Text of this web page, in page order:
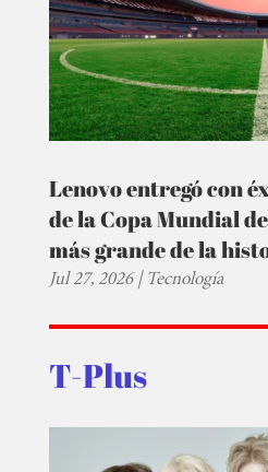
Lenovo entregó con
de la Copa Mundial
más grande de la
Jul 27, 2026|Tecnología
T-Plus